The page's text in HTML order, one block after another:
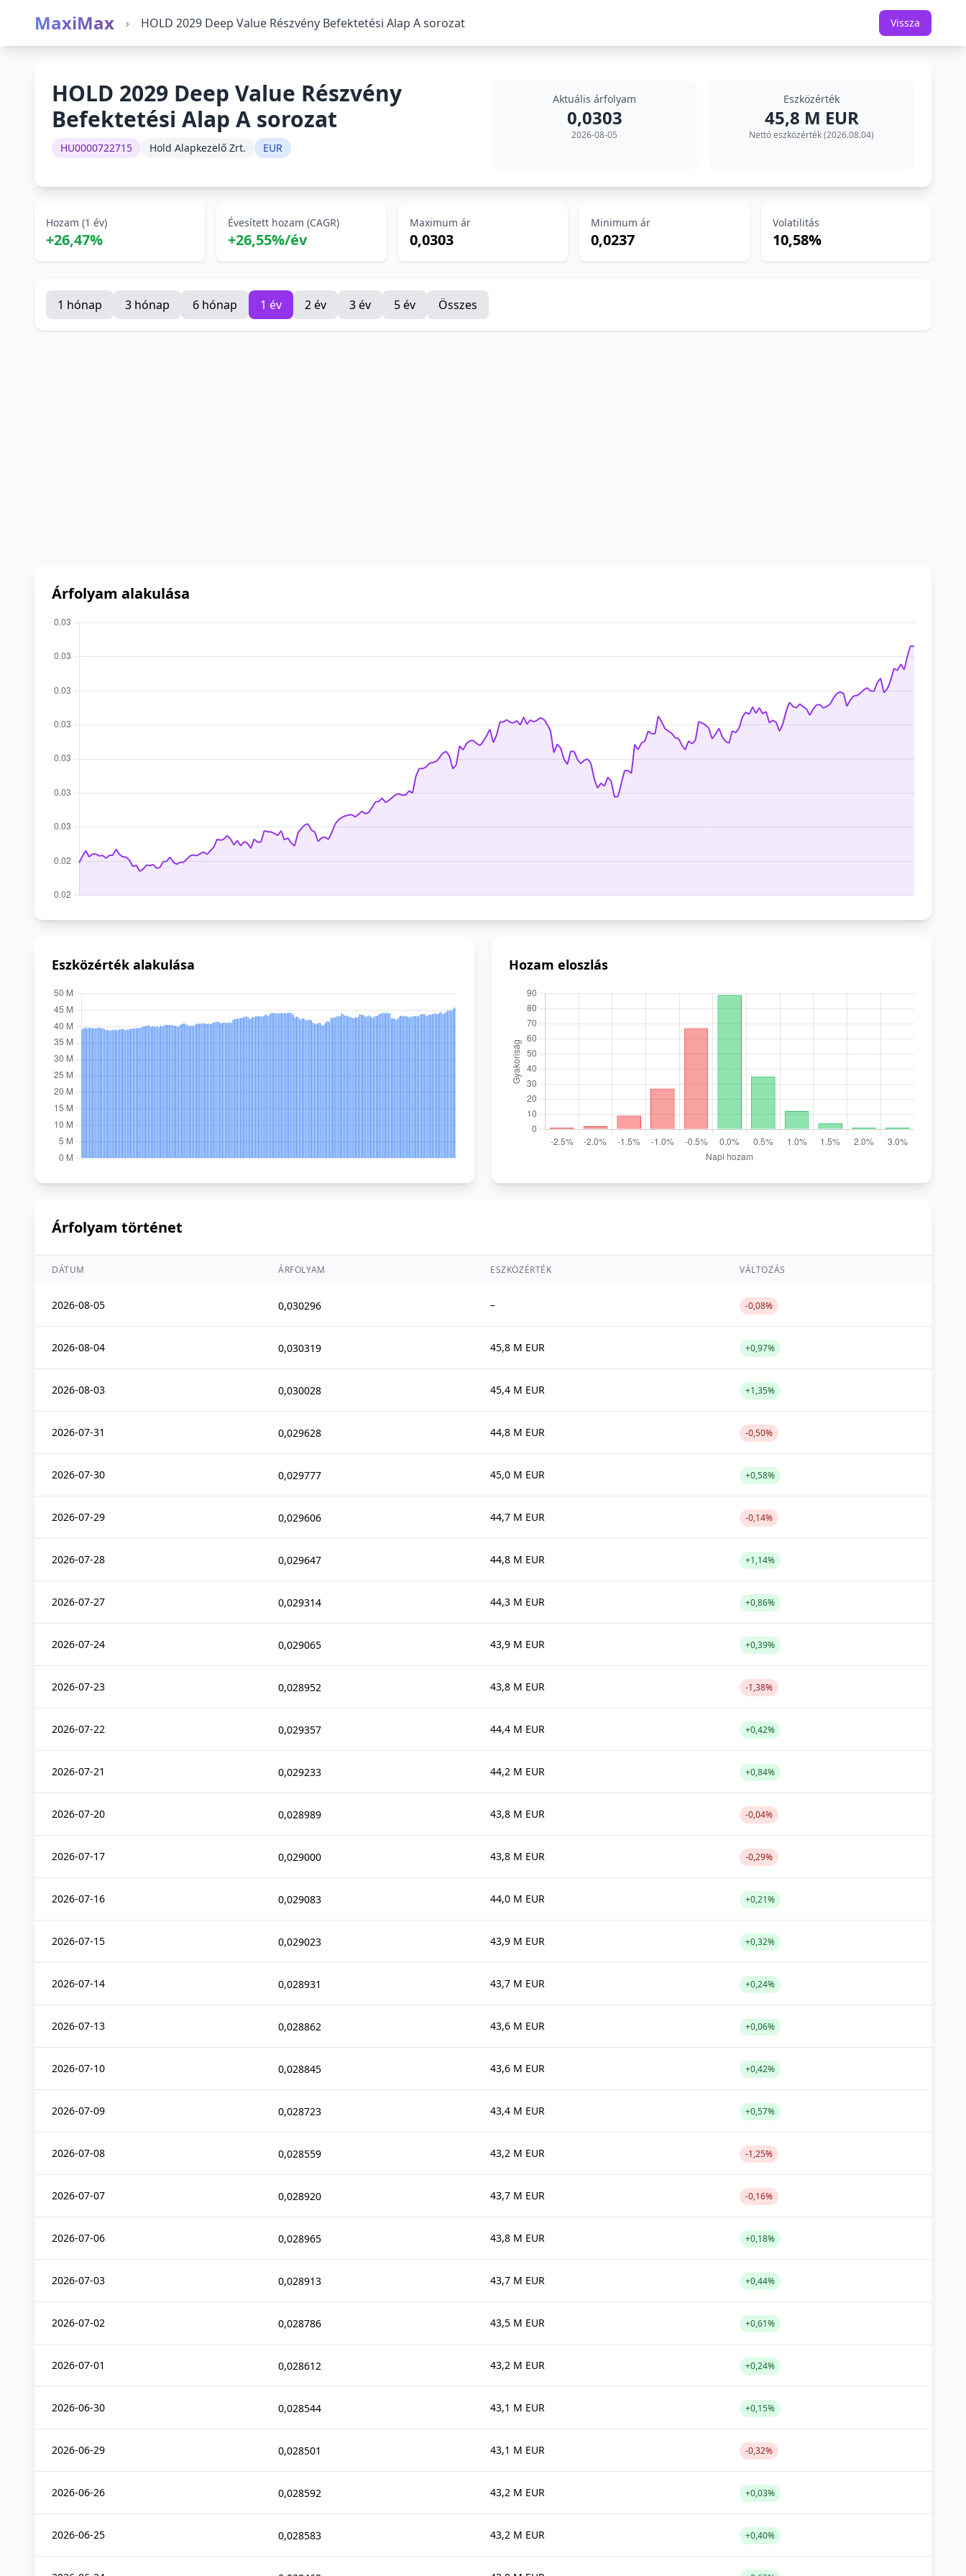
MaxiMax › HOLD 2029 Deep Value Részvény Befektetési Alap A sorozat Vissza
HOLD 2029 Deep Value Részvény
Befektetési Alap A sorozat
HU0000722715 Hold Alapkezelő Zrt. EUR
Aktuális árfolyam
0,0303
2026-08-05
Eszközérték
45,8 M EUR
Nettó eszközérték (2026.08.04)
Hozam (1 év)
+26,47%
Évesített hozam (CAGR)
+26,55%/év
Maximum ár
0,0303
Minimum ár
0,0237
Volatilitás
10,58%
1 hónap 3 hónap 6 hónap 1 év 2 év 3 év 5 év Összes
Árfolyam alakulása
Eszközérték alakulása Hozam eloszlás
Árfolyam történet
DÁTUM ÁRFOLYAM ESZKÖZÉRTÉK VÁLTOZÁS
2026-08-05 0,030296 – -0,08%
2026-08-04 0,030319 45,8 M EUR +0,97%
2026-08-03 0,030028 45,4 M EUR +1,35%
2026-07-31 0,029628 44,8 M EUR -0,50%
2026-07-30 0,029777 45,0 M EUR +0,58%
2026-07-29 0,029606 44,7 M EUR -0,14%
2026-07-28 0,029647 44,8 M EUR +1,14%
2026-07-27 0,029314 44,3 M EUR +0,86%
2026-07-24 0,029065 43,9 M EUR +0,39%
2026-07-23 0,028952 43,8 M EUR -1,38%
2026-07-22 0,029357 44,4 M EUR +0,42%
2026-07-21 0,029233 44,2 M EUR +0,84%
2026-07-20 0,028989 43,8 M EUR -0,04%
2026-07-17 0,029000 43,8 M EUR -0,29%
2026-07-16 0,029083 44,0 M EUR +0,21%
2026-07-15 0,029023 43,9 M EUR +0,32%
2026-07-14 0,028931 43,7 M EUR +0,24%
2026-07-13 0,028862 43,6 M EUR +0,06%
2026-07-10 0,028845 43,6 M EUR +0,42%
2026-07-09 0,028723 43,4 M EUR +0,57%
2026-07-08 0,028559 43,2 M EUR -1,25%
2026-07-07 0,028920 43,7 M EUR -0,16%
2026-07-06 0,028965 43,8 M EUR +0,18%
2026-07-03 0,028913 43,7 M EUR +0,44%
2026-07-02 0,028786 43,5 M EUR +0,61%
2026-07-01 0,028612 43,2 M EUR +0,24%
2026-06-30 0,028544 43,1 M EUR +0,15%
2026-06-29 0,028501 43,1 M EUR -0,32%
2026-06-26 0,028592 43,2 M EUR +0,03%
2026-06-25 0,028583 43,2 M EUR +0,40%